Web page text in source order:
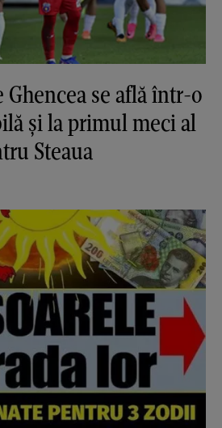
Ghencea se află într-o
și la primul meci al
Steaua